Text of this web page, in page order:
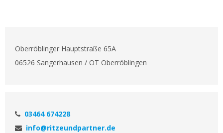
Oberröblinger Hauptstraße 65A
06526 Sangerhausen / OT Oberröblingen
03464 674228
info@ritzeundpartner.de